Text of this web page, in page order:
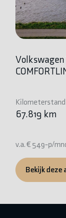
Volkswagen
Kilometerstand
67.819 km
v.a. € 549-p/
Bekijk deze